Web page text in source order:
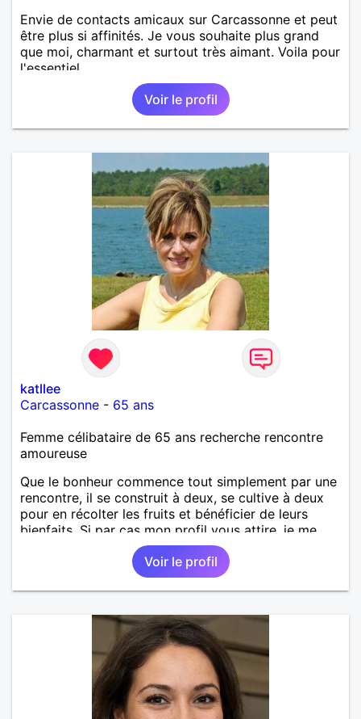
Envie de contacts amicaux sur Carcassonne et peut
être plus si affinités. Je vous souhaite plus grand
que moi, charmant et surtout très aimant. Voila pour
l'essentiel.
Voir le profil
katllee
Carcassonne - 65 ans
Femme célibataire de 65 ans recherche rencontre
amoureuse
Que le bonheur commence tout simplement par une
rencontre, il se construit à deux, se cultive à deux
pour en récolter les fruits et bénéficier de leurs
bienfaits. Si par cas mon profil vous attire, je me
ferai un joie de lire votre message et bien sûr vous y
Voir le profil